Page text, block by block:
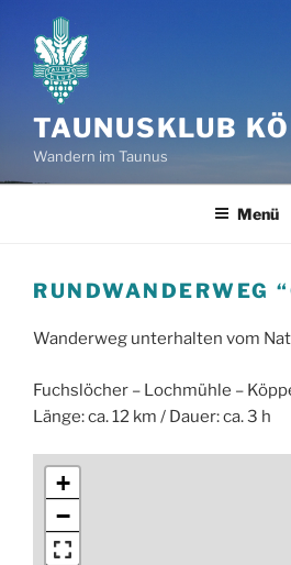
Inhalt
springen
TAUNUSKLUB
Wandern im Taunus
Menü
RUNDWANDERWEG
Wanderweg unterhalten vom
Fuchslöcher – Lochmühle –
Länge: ca. 12 km / Dauer: ca. 3 h
+
−